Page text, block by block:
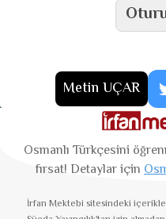
Metin UÇAR
Osmanlı Türkçesini
fırsat! Detaylar için
İrfan Mektebi sitesindeki